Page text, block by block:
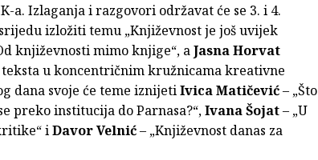
a. Izlaganja i razgovori održavat će se 3. i 4.
izložiti temu „Književnost je još uvijek
književnosti mimo knjige“, aJasna Horvat
u koncentričnim kružnicama kreativne
dana svoje će teme iznijetiIvica Matičević– „Što
preko institucija do Parnasa?“,Ivana Šojat– „U
iDavor Velnić– „Književnost danas za